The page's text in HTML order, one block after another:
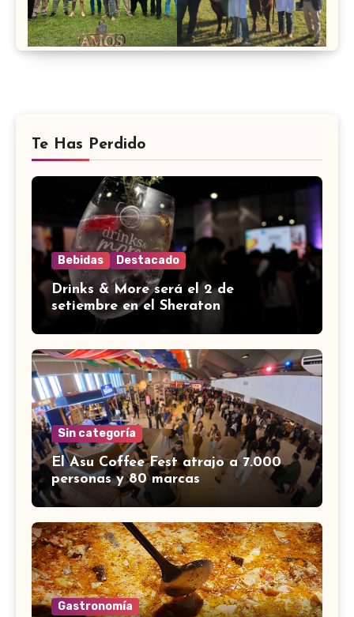
Te Has Perdido
Bebidas Destacado
Drinks & More será el 2 de
setiembre en el Sheraton
Sin categoría
El Asu Coffee Fest atrajo a 7.000
personas y 80 marcas
Gastronomía